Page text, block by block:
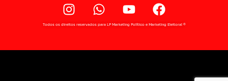
Todos os direitos reservados para LP Marketing Político e Marketing Eleitoral ®